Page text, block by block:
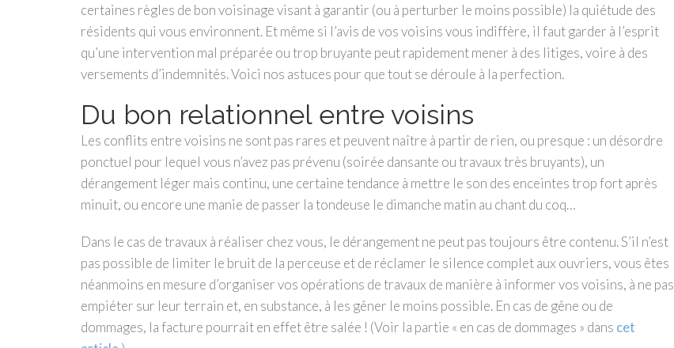
certaines règles de bon voisinage visant à garantir (ou à perturber le moins possible) la quiétude des
résidents qui vous environnent. Et même si l’avis de vos voisins vous indiffère, il faut garder à l’esprit
qu’une intervention mal préparée ou trop bruyante peut rapidement mener à des litiges, voire à des
versements d’indemnités. Voici nos astuces pour que tout se déroule à la perfection.
Du bon relationnel entre voisins
Les conflits entre voisins ne sont pas rares et peuvent naître à partir de rien, ou presque : un désordre
ponctuel pour lequel vous n’avez pas prévenu (soirée dansante ou travaux très bruyants), un
dérangement léger mais continu, une certaine tendance à mettre le son des enceintes trop fort après
minuit, ou encore une manie de passer la tondeuse le dimanche matin au chant du coq…
Dans le cas de travaux à réaliser chez vous, le dérangement ne peut pas toujours être contenu. S’il n’est
pas possible de limiter le bruit de la perceuse et de réclamer le silence complet aux ouvriers, vous êtes
néanmoins en mesure d’organiser vos opérations de travaux de manière à informer vos voisins, à ne pas
empiéter sur leur terrain et, en substance, à les gêner le moins possible. En cas de gêne ou de
dommages, la facture pourrait en effet être salée ! (Voir la partie « en cas de dommages » dans cet